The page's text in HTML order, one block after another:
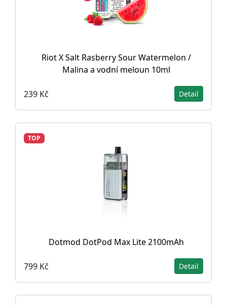
Riot X Salt Rasberry Sour Watermelon /
Malina a vodní meloun 10ml
239 Kč Detail
TOP
Dotmod DotPod Max Lite 2100mAh
799 Kč Detail